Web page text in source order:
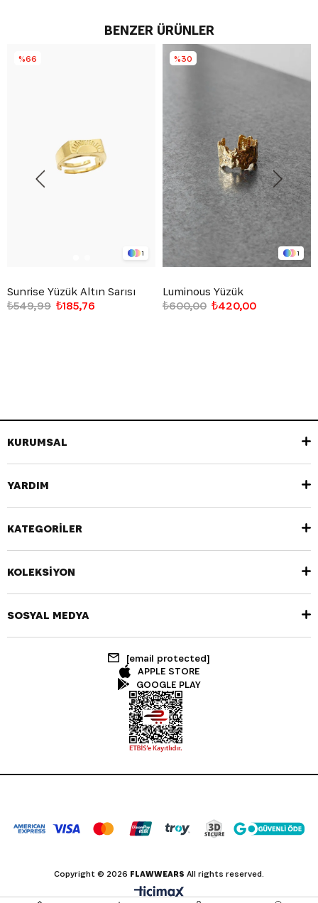
BENZER ÜRÜNLER
1
Sunrise Yüzük Altın Sarısı
₺185,76
₺549,99
%66
1
Luminous Yüzük
₺420,00
₺600,00
%30
KURUMSAL
YARDIM
KATEGORİLER
KOLEKSİYON
SOSYAL MEDYA
[email protected]
APPLE STORE
GOOGLE PLAY
Copyright © 2026 FLAWWEARS All rights reserved.